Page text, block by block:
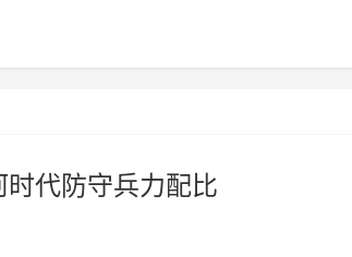
代防守兵力配比